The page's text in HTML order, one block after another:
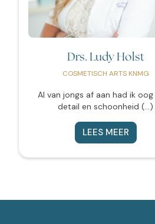
Drs. Ludy Holst
COSMETISCH ARTS KNMG
Al van jongs af aan had ik
detail en schoonheid (...)
LEES MEER